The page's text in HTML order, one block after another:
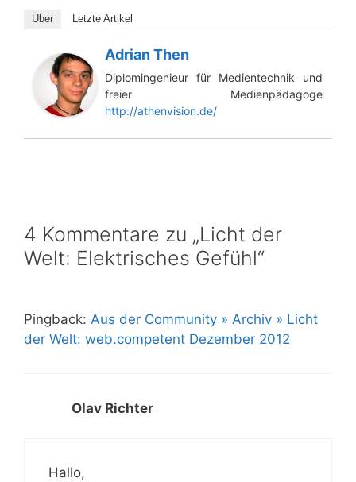
Über Letz­te Artikel
Adrian Then
Diplomingenieur für Medientechnik und
freier Medienpädagoge
http://athenvision.de/
4 Kommentare zu „Licht der
Welt: Elektrisches Gefühl“
Pingback: Aus der Community » Archiv » Licht
der Welt: web.competent Dezember 2012
Olav Richter
Hal­lo,